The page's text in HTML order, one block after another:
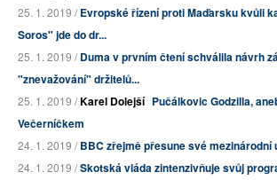
25. 1. 2019 /Evropské řízení proti Maďarsku kvůli
Soros" jde do dr...
25. 1. 2019 /Duma v prvním čtení schválila návrh
"znevažování" držitelů...
25. 1. 2019 /Karel Dolejší Pučálkovic Godzilla,
Večerníčkem
24. 1. 2019 /BBC zřejmě přesune své mezinárodní
24. 1. 2019 /Skotská vláda zintenzivňuje svůj